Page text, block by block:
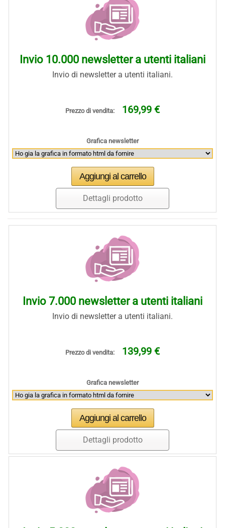
Invio 10.000 newsletter a utenti italiani
Invio di newsletter a utenti italiani.
Prezzo di vendita: 169,99 €
Grafica newsletter
Dettagli prodotto
Invio 7.000 newsletter a utenti italiani
Invio di newsletter a utenti italiani.
Prezzo di vendita: 139,99 €
Grafica newsletter
Dettagli prodotto